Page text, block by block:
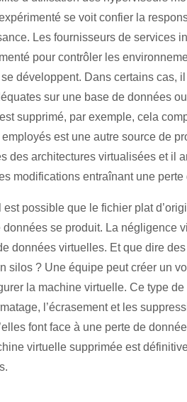
se voit confier la
Les fournisseurs de services
pour contrôler les
développent. Dans certains
sur une base de données
supprimé, par exemple, cela
est une autre source de
des architectures virtualisées et il
modifications entraînant une perte
possible que le fichier plat
données se produit. La négligence
données virtuelles. Et que dire
silos ? Une équipe peut créer un
la machine virtuelle. Ce type
l’écrasement et les
font face à une perte de
virtuelle supprimée est